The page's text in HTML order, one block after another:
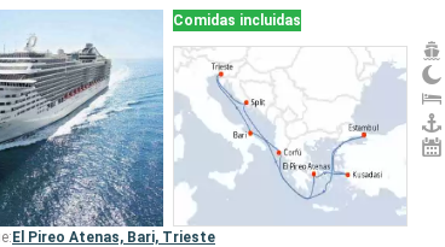
Comidas incluidas
El Pireo Atenas, Bari, Trieste